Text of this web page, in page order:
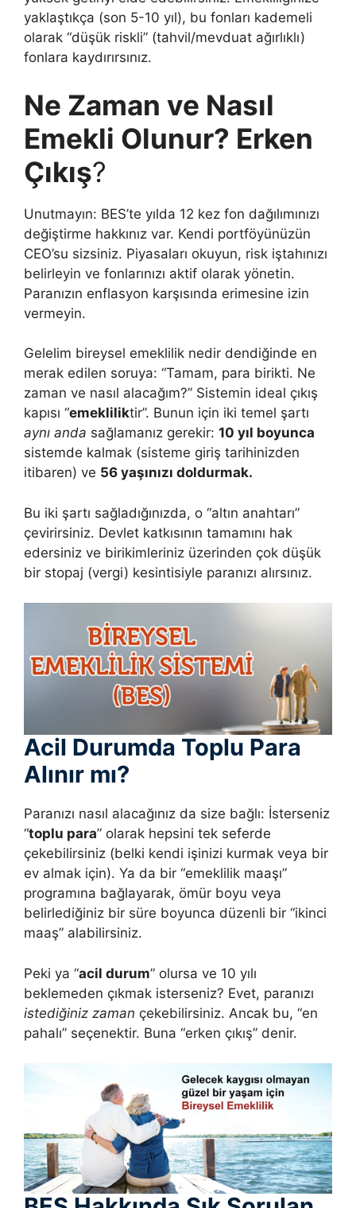
yaklaştıkça (son 5-10 yıl), bu fonları kademeli
olarak “düşük riskli” (tahvil/mevduat ağırlıklı)
fonlara kaydırırsınız.
Ne Zaman ve Nasıl
Emekli Olunur? Erken
Çıkış?
Unutmayın: BES’te yılda 12 kez fon dağılımınızı
değiştirme hakkınız var. Kendi portföyünüzün
CEO’su sizsiniz. Piyasaları okuyun, risk iştahınızı
belirleyin ve fonlarınızı aktif olarak yönetin.
Paranızın enflasyon karşısında erimesine izin
vermeyin.
Gelelim bireysel emeklilik nedir dendiğinde en
merak edilen soruya: “Tamam, para birikti. Ne
zaman ve nasıl alacağım?” Sistemin ideal çıkış
kapısı “emekliliktir”. Bunun için iki temel şartı
aynı anda sağlamanız gerekir: 10 yıl boyunca
sistemde kalmak (sisteme giriş tarihinizden
itibaren) ve 56 yaşınızı doldurmak.
Bu iki şartı sağladığınızda, o “altın anahtarı”
çevirirsiniz. Devlet katkısının tamamını hak
edersiniz ve birikimleriniz üzerinden çok düşük
bir stopaj (vergi) kesintisiyle paranızı alırsınız.
Acil Durumda Toplu Para
Alınır mı?
Paranızı nasıl alacağınız da size bağlı: İsterseniz
“toplu para” olarak hepsini tek seferde
çekebilirsiniz (belki kendi işinizi kurmak veya bir
ev almak için). Ya da bir “emeklilik maaşı”
programına bağlayarak, ömür boyu veya
belirlediğiniz bir süre boyunca düzenli bir “ikinci
maaş” alabilirsiniz.
Peki ya “acil durum” olursa ve 10 yılı
beklemeden çıkmak isterseniz? Evet, paranızı
istediğiniz zaman çekebilirsiniz. Ancak bu, “en
pahalı” seçenektir. Buna “erken çıkış” denir.